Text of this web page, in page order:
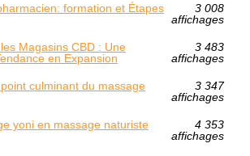
formation et Étapes
3 008
affichages
Magasins CBD : Une
en Expansion
3 483
affichages
culminant du massage
3 347
affichages
yoni en massage naturiste
4 353
affichages